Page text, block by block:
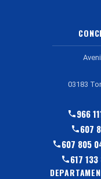
03183
966
607
607 805
617